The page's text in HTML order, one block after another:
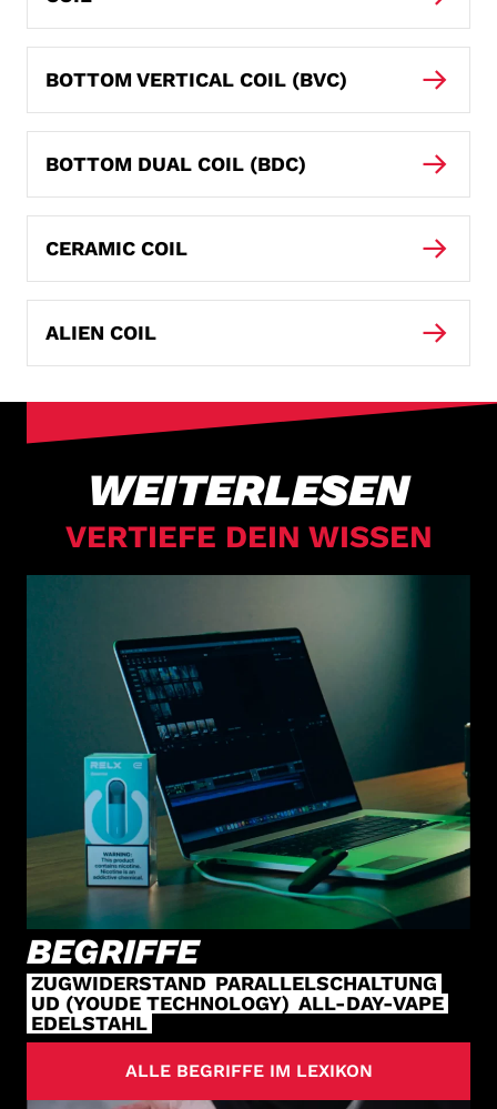
BOTTOM VERTICAL COIL (BVC)
BOTTOM DUAL COIL (BDC)
CERAMIC COIL
ALIEN COIL
WEITERLESEN
VERTIEFE DEIN WISSEN
BEGRIFFE
ZUGWIDERSTAND PARALLELSCHALTUNG
UD (YOUDE TECHNOLOGY) ALL-DAY-VAPE
EDELSTAHL
ALLE BEGRIFFE IM LEXIKON